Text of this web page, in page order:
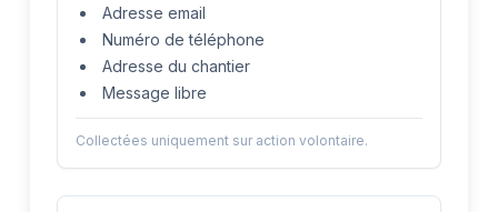
Adresse email
Numéro de téléphone
Adresse du chantier
Message libre
Collectées uniquement sur action volontaire.